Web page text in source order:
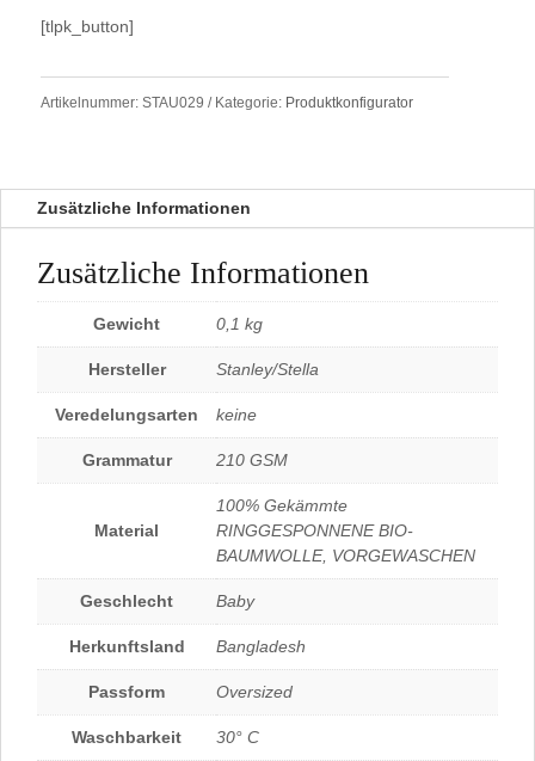
n
:
[tlpk_button]
Artikelnummer: STAU029 Kategorie: Produktkonfigurator
Zusätzliche Informationen
Zusätzliche Informationen
Gewicht 0,1 kg
Hersteller Stanley/Stella
Veredelungsarten keine
Grammatur 210 GSM
Material
100% Gekämmte
RINGGESPONNENE BIO-
BAUMWOLLE, VORGEWASCHEN
Geschlecht Baby
Herkunftsland Bangladesh
Passform Oversized
Waschbarkeit 30° C